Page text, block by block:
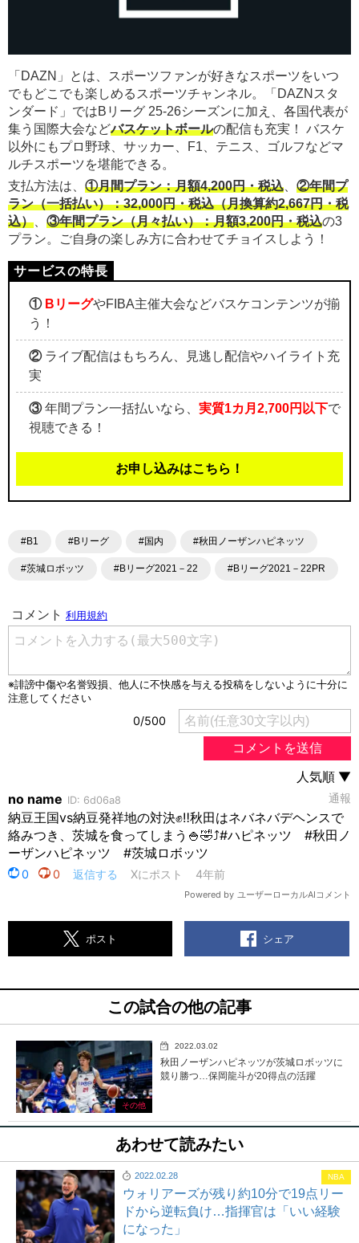
「DAZN」とは、スポーツファンが好きなスポーツをいつ
でもどこでも楽しめるスポーツチャンネル。「DAZNスタ
ンダード」ではBリーグ 25-26シーズンに加え、各国代表が
集う国際大会などバスケットボールの配信も充実！ バスケ
以外にもプロ野球、サッカー、F1、テニス、ゴルフなどマ
ルチスポーツを堪能できる。
支払方法は、 ①月間プラン：月額4,200円・税込
②年間プ
ラン（一括払い）：32,000円・税込（月換算約2,667円・税
込）
③年間プラン（月々払い）：月額3,200円・税込の3
プラン。ご自身の楽しみ方に合わせてチョイスしよう！
① BリーグやFIBA主催大会などバスケコンテンツが揃
う！
②ライブ配信はもちろん、見逃し配信やハイライト充
実
③年間プラン一括払いなら、 実質1カ月2,700円以下で
視聴できる！
お申し込みはこちら！
#B1 #Bリーグ #国内 #秋田ノーザンハピネッツ
#茨城ロボッツ #Bリーグ2021－22 #Bリーグ2021－22PR
ポスト シェア
この試合の他の記事
その他
2022.03.02
秋田ノーザンハピネッツが茨城ロボッツに
競り勝つ…保岡龍斗が20得点の活躍
あわせて読みたい
2022.02.28
ウォリアーズが残り約10分で19点リー
ドから逆転負け…指揮官は「いい経験
になった」
NBA